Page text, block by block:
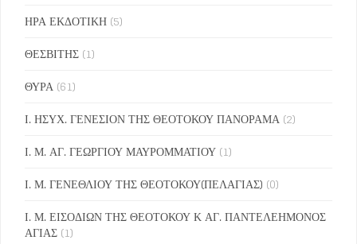
ΗΡΑ ΕΚΔΟΤΙΚΗ (5)
ΘΕΣΒΙΤΗΣ (1)
ΘΥΡΑ (61)
Ι. ΗΣΥΧ. ΓΕΝΕΣΙΟΝ ΤΗΣ ΘΕΟΤΟΚΟΥ ΠΑΝΟΡΑΜΑ (2)
Ι. Μ. ΑΓ. ΓΕΩΡΓΙΟΥ ΜΑΥΡΟΜΜΑΤΙΟΥ (1)
Ι. Μ. ΓΕΝΕΘΛΙΟΥ ΤΗΣ ΘΕΟΤΟΚΟΥ(ΠΕΛΑΓΙΑΣ) (0)
Ι. Μ. ΕΙΣΟΔΙΩΝ ΤΗΣ ΘΕΟΤΟΚΟΥ Κ ΑΓ. ΠΑΝΤΕΛΕΗΜΟΝΟΣ
ΑΓΙΑΣ (1)